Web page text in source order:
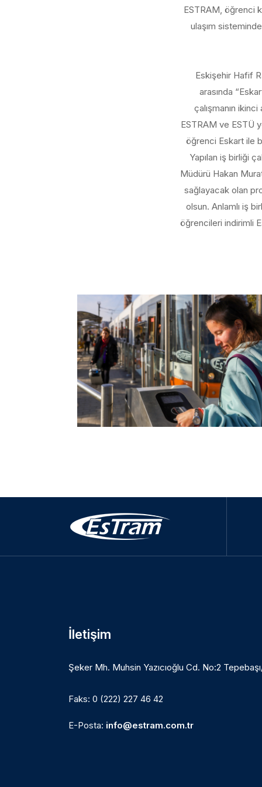
ESTRAM, öğrenci
ulaşım
Eskişehir Hafif
arasında
çalışmanın
ESTRAM ve ESTÜ
öğrenci Eskart ile
Yapılan iş birliği
Müdürü Hakan
sağlayacak olan
olsun. Anlamlı iş
öğrencileri indirimli
İletişim
Şeker Mh. Muhsin Yazıcıoğlu Cd. No:2
Faks: 0 (222) 227 46 42
E-Posta: info@estram.com.tr